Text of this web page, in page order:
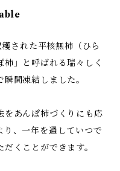
された平核無柿（ひら
」と呼ばれる瑞々しく
間凍結しました。
をあんぽ柿づくりにも応
り、一年を通していつで
くことができます。